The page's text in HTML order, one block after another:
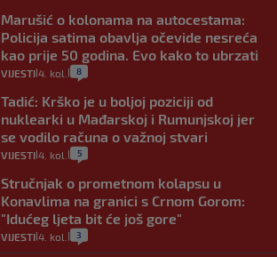
Marušić o kolonama na autocestama:
Policija satima obavlja očevide nesreća
kao prije 50 godina. Evo kako to ubrzati
VIJESTI 4. kol. 8
Tadić: Krško je u boljoj poziciji od
nuklearki u Mađarskoj i Rumunjskoj jer
se vodilo računa o važnoj stvari
VIJESTI 4. kol. 5
Stručnjak o prometnom kolapsu u
Konavlima na granici s Crnom Gorom:
"Idućeg ljeta bit će još gore"
VIJESTI 4. kol. 3